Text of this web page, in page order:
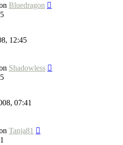
Bluedragon
12:45
Shadowless
07:41
Tanja81